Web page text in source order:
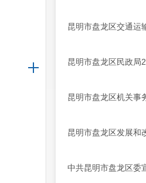
昆明市盘龙区交通运
昆明市盘龙区民政局
昆明市盘龙区机关事
昆明市盘龙区发展和
中共昆明市盘龙区委